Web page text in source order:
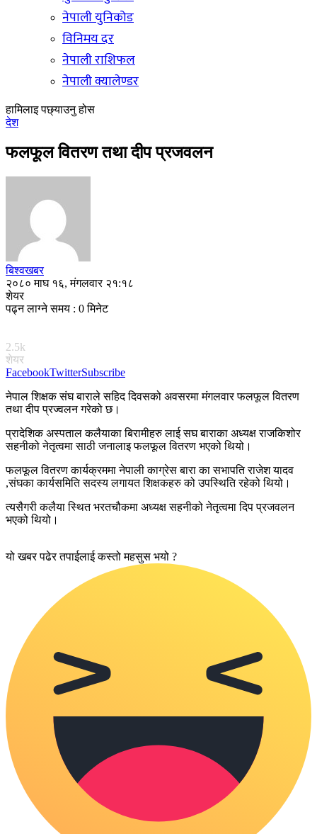
नेपाली युनिकोड
विनिमय दर
नेपाली राशिफल
नेपाली क्यालेण्डर
हामिलाइ पछ्याउनु होस
देश
फलफूल वितरण तथा दीप प्रजवलन
बिश्वखबर
२०८० माघ १६, मंगलवार २१:१८
शेयर
पढ्न लाग्ने समय : 0 मिनेट
2.5k
शेयर
FacebookTwitterSubscribe
नेपाल शिक्षक संघ बाराले सहिद दिवसको अवसरमा मंगलवार फलफूल वितरण
तथा दीप प्रज्वलन गरेको छ।
प्रादेशिक अस्पताल कलैयाका बिरामीहरु लाई सघ बाराका अध्यक्ष राजकिशोर
सहनीको नेतृत्वमा साठी जनालाइ फलफूल वितरण भएको थियो।
फलफूल वितरण कार्यक्रममा नेपाली काग्रेस बारा का सभापति राजेश यादव
,संघका कार्यसमिति सदस्य लगायत शिक्षकहरु को उपस्थिति रहेको थियो।
त्यसैगरी कलैया स्थित भरतचौकमा अध्यक्ष सहनीको नेतृत्वमा दिप प्रजवलन
भएको थियो।
यो खबर पढेर तपाईलाई कस्तो महसुस भयो ?